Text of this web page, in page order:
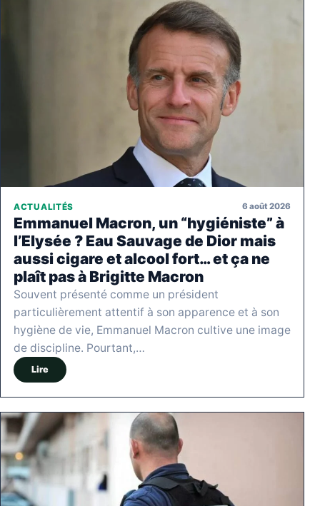
ACTUALITÉS 6 août 2026
Emmanuel Macron, un “hygiéniste” à
l’Elysée ? Eau Sauvage de Dior mais
aussi cigare et alcool fort… et ça ne
plaît pas à Brigitte Macron
Souvent présenté comme un président
particulièrement attentif à son apparence et à son
hygiène de vie, Emmanuel Macron cultive une image
de discipline. Pourtant,…
Lire